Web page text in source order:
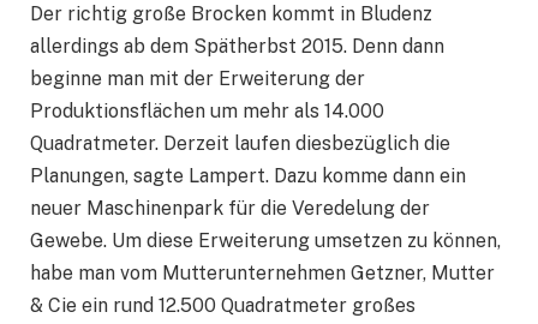
Der richtig große Brocken kommt in Bludenz
allerdings ab dem Spätherbst 2015. Denn dann
beginne man mit der Erweiterung der
Produktionsflächen um mehr als 14.000
Quadratmeter. Derzeit laufen diesbezüglich die
Planungen, sagte Lampert. Dazu komme dann ein
neuer Maschinenpark für die Veredelung der
Gewebe. Um diese Erweiterung umsetzen zu können,
habe man vom Mutterunternehmen Getzner, Mutter
& Cie ein rund 12.500 Quadratmeter großes